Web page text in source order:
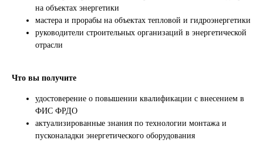
на объектах энергетики
мастера и прорабы на объектах тепловой и гидроэнергетики
руководители строительных организаций в энергетической
отрасли
Что вы получите
удостоверение о повышении квалификации с внесением в
ФИС ФРДО
актуализированные знания по технологии монтажа и
пусконаладки энергетического оборудования